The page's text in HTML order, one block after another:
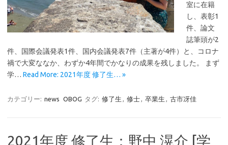
室に在籍
し、表彰1
件、論文
誌筆頭が2
件、国際会議発表1件、国内会議発表7件（主著が4件）と、コロナ
禍で大変ななか、わずか4年間でかなりの成果を残しました。 まず
学… Read More: 2021年度 修了生… »
カテゴリー: news OBOG タグ: 修了生 , 修士, 卒業生 , 古市冴佳
2021年度 修了生：野中 滉介 [学